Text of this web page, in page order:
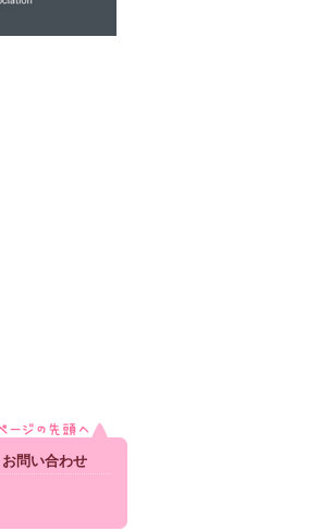
お問い合わせ